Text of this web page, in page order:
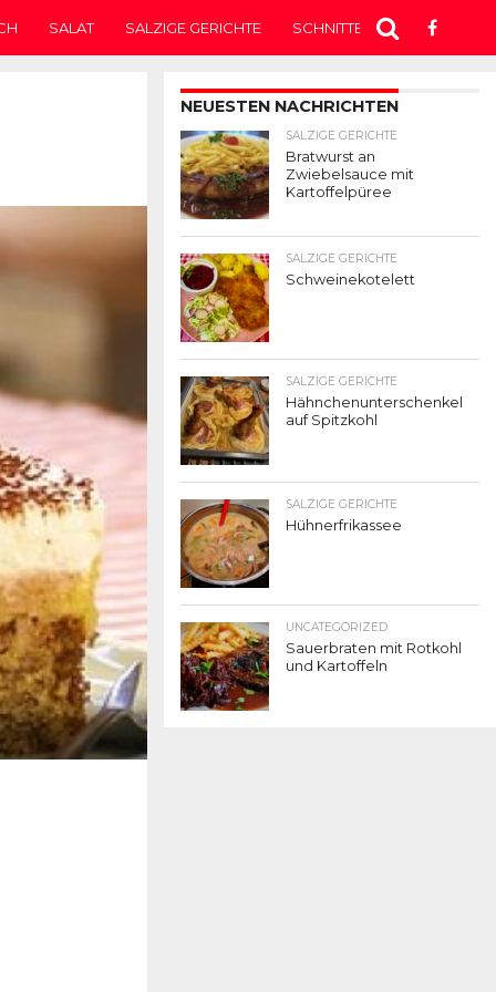
SALAT SALZIGE GERICHTE SCHNITTEN SUPPE
NEUESTEN NACHRICHTEN
SALZIGE GERICHTE
Bratwurst an
Zwiebelsauce mit
Kartoffelpüree
SALZIGE GERICHTE
Schweinekotelett
SALZIGE GERICHTE
Hähnchenunterschenkel
auf Spitzkohl
SALZIGE GERICHTE
Hühnerfrikassee
UNCATEGORIZED
Sauerbraten mit Rotkohl
und Kartoffeln